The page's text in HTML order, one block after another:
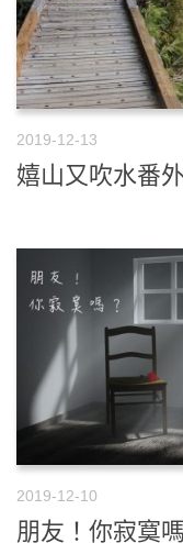
2019-12-13
嬉山又吹水番
2019-12-10
朋友！你寂寞